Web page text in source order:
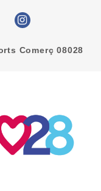
Comerç 08028